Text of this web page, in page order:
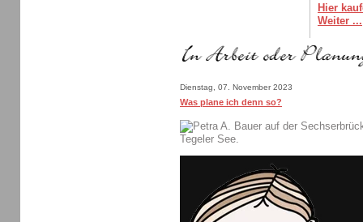
Hier
Weiter ...
Dienstag, 07. November 2023
Was plane ich denn so?